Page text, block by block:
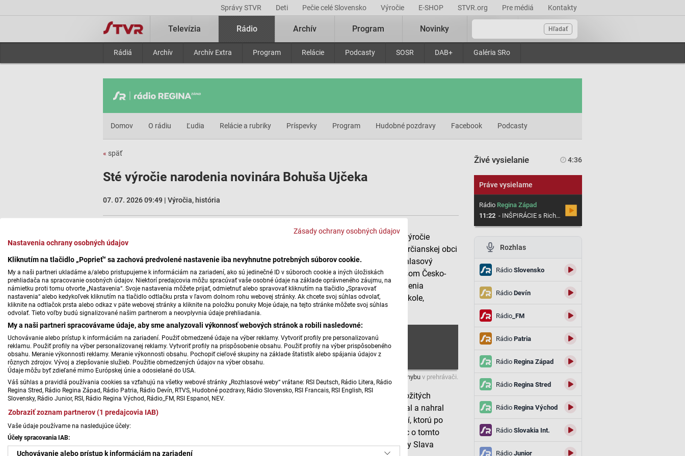
Zásady ochrany osobných údajov
Nastavenia ochrany osobných údajov
Kliknutím na tlačidlo „Poprieť“ sa zachová predvolené nastavenie iba nevyhnutne potrebných súborov cookie.
My a naši partneri ukladáme a/alebo pristupujeme k informáciám na zariadení, ako sú jedinečné ID v súboroch cookie a iných úložiskách
prehliadača na spracovanie osobných údajov. Niektorí predajcovia môžu spracúvať vaše osobné údaje na základe oprávneného záujmu, na
námietku proti tomu otvorte „Nastavenia“. Svoje nastavenia môžete prijať, odmietnuť alebo spravovať kliknutím na tlačidlo „Spravovať
nastavenia“ alebo kedykoľvek kliknutím na tlačidlo odtlačku prsta v ľavom dolnom rohu webovej stránky. Ak chcete svoj súhlas odvolať,
kliknite na odtlačok prsta alebo odkaz v päte webovej stránky a kliknite na položku ponuky Moje údaje, na tejto stránke môžete svoj súhlas
odvolať. Tieto voľby budú signalizované našim partnerom a neovplyvnia údaje prehliadania.
My a naši partneri spracovávame údaje, aby sme analyzovali výkonnosť webových stránok a robili nasledovné:
Uchovávanie alebo prístup k informáciám na zariadení. Použiť obmedzené údaje na výber reklamy. Vytvoriť profily pre personalizovanú
reklamu. Použiť profily na výber personalizovanej reklamy. Vytvoriť profily na prispôsobenie obsahu. Použiť profily na výber prispôsobeného
obsahu. Meranie výkonnosti reklamy. Meranie výkonnosti obsahu. Pochopiť cieľové skupiny na základe štatistík alebo spájania údajov z
rôznych zdrojov. Vývoj a zlepšovanie služieb. Použitie obmedzených údajov na výber obsahu.
Údaje môžu byť zdieľané mimo Európskej únie a odosielané do USA.
Váš súhlas a pravidlá používania cookies sa vzťahujú na všetky webové stránky „Rozhlasové weby“ vrátane: RSI Deutsch, Rádio Litera, Rádio
Regina Stred, Rádio Regina Západ, Rádio Patria, Rádio Devín, RTVS, Hudobné pozdravy, Rádio Slovensko, RSI Francais, RSI English, RSI
Slovensky, Rádio Junior, RSI, Rádio Regina Východ, Rádio_FM, RSI Espanol, NEV.
Zobraziť zoznam partnerov (1 predajcovia IAB)
Vaše údaje používame na nasledujúce účely:
Účely spracovania IAB:
Uchovávanie alebo prístup k informáciám na zariadení
Správy STVR Deti Pečie celé Slovensko Výročie E-SHOP STVR.org Pre médiá Kontakty
Hľadať
Televízia Rádio
Rádiá Archív Archív Extra Program Relácie Podcasty SOSR DAB+ Galéria SRo
Archív Program Novinky
Domov O rádiu Ľudia Relácie a rubriky Príspevky Program Hudobné pozdravy Facebook Podcasty
« späť
Sté výročie narodenia novinára Bohuša Ujčeka
07. 07. 2026 09:49 | Výročia, história
Dnes si s Michalom Hercegom pripomenieme sté výročie
narodenia novináraBohuša Ujčeka. Narodil sa v turčianskej obci
Horné Jaseno. V päťdesiatych rokoch bol ako rozhlasový
reportér pri všetkom významnom, čo sa vo vtedajšom Česko-
Slovensku dialo a bol aj šéfom reportážneho oddelenia
Slovenského rozhlasu. Aktívny bol už na strednej škole,
počúvajme.
Sté výročie narodenia novinára Bohuša Ujčeka
Nahláste nám chybu v prehrávači.
Bohuš Ujček zomrel veľmi predčasne, vo veku nedožitých
štyridsiatich rokov. Za svoj krátky život toho napísal a nahral
naozaj veľa. Prečítať si môžete knihu jeho reportáží, ktorú po
smrti Bohuša Ujčeka zostavil Ján Čomaj. No a viac o tomto
talentovanom novinárovi sa dá dozvedieť aj z knihy Slava
Živé vysielanie 4:36
Práve vysielame
RádioRegina Západ
11:22 - INŠPIRÁCIE s Richardom Šümeghym
Rozhlas
RádioSlovensko
RádioDevín
Rádio_FM
RádioPatria
RádioRegina Západ
RádioRegina Stred
RádioRegina Východ
RádioSlovakia Int.
RádioJunior